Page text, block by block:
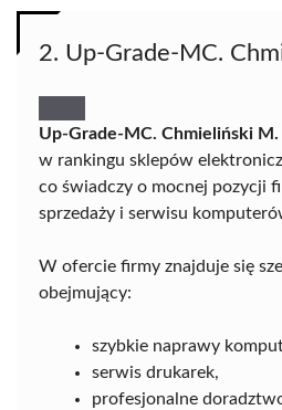
2. Up-Grade-MC.
Up-Grade-MC. Chmieliński M.
w rankingu sklepów
co świadczy o mocnej pozycji
sprzedaży i serwisu
W ofercie firmy znajduje się
obejmujący:
szybkie naprawy
serwis drukarek,
profesjonalne